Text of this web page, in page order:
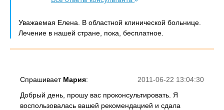
Уважаемая Елена. В областной клинической больнице.
Лечение в нашей стране, пока, бесплатное.
2011-06-22 13:04:30
Спрашивает Мария:
Добрый день, прошу вас проконсультировать. Я
воспользовалась вашей рекомендацией и сдала